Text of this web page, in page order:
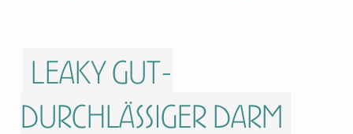
Leaky gut-
durchlässiger Darm